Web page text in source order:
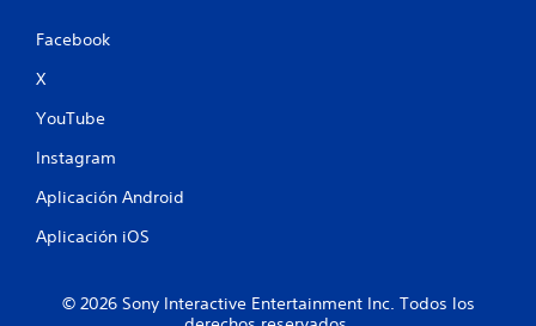
Facebook
X
YouTube
Instagram
Aplicación Android
Aplicación iOS
© 2026 Sony Interactive Entertainment Inc. Todos los